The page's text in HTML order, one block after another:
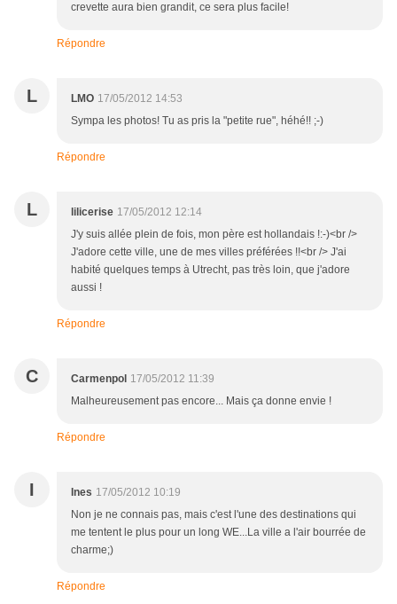
crevette aura bien grandit, ce sera plus facile!
Répondre
L LMO 17/05/2012 14:53
Sympa les photos! Tu as pris la "petite rue", héhé!! ;-)
Répondre
L lilicerise 17/05/2012 12:14
J'y suis allée plein de fois, mon père est hollandais !:-)<br />
J'adore cette ville, une de mes villes préférées !!<br /> J'ai
habité quelques temps à Utrecht, pas très loin, que j'adore
aussi !
Répondre
C Carmenpol 17/05/2012 11:39
Malheureusement pas encore... Mais ça donne envie !
Répondre
I Ines 17/05/2012 10:19
Non je ne connais pas, mais c'est l'une des destinations qui
me tentent le plus pour un long WE...La ville a l'air bourrée de
charme;)
Répondre